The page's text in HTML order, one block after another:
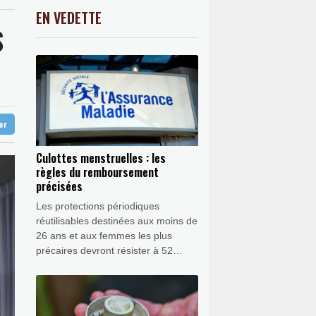
les toits
mégafeu
600.000 dans les jardins
en pleine guerre au Moyen-Orient
Fed plus conciliante
-0.46%
-0.41%
1.64% 4392.86 €
EN VEDETTE
Culottes menstruelles : les
règles du remboursement
précisées
Les protections périodiques
réutilisables destinées aux moins de
26 ans et aux femmes les plus
précaires devront résister à 52
couches pour pouvoir être
remboursées par l’Assurance
maladie, selon un cahier des